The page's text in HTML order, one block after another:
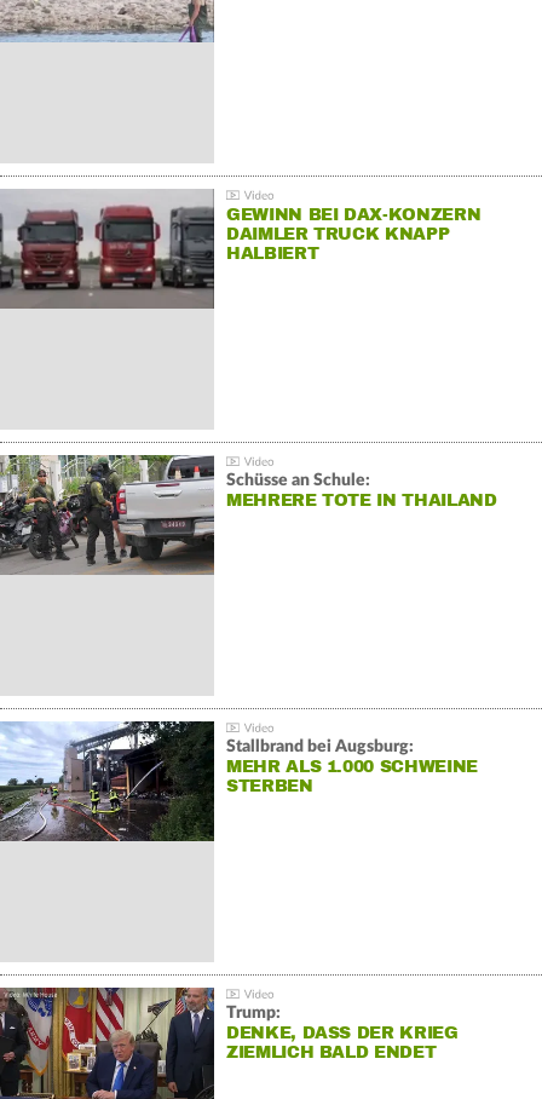
GEWINN BEI DAX-KONZERN
DAIMLER TRUCK KNAPP
HALBIERT
Schüsse an Schule:
MEHRERE TOTE IN THAILAND
Stallbrand bei Augsburg:
MEHR ALS 1.000 SCHWEINE
STERBEN
Trump:
DENKE, DASS DER KRIEG
ZIEMLICH BALD ENDET